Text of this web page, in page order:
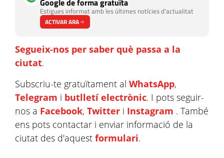
Google de forma gratuïta
Estigues informat amb les últimes notícies d'actualitat
ACTIVAR ARA
Segueix-nos per saber què passa a la
ciutat.
Subscriu-te gratuïtament al WhatsApp,
Telegram i butlletí electrònic. I pots seguir-
nos a Facebook, Twitter i Instagram . També
ens pots contactar i enviar informació de la
ciutat des d'aquest formulari.